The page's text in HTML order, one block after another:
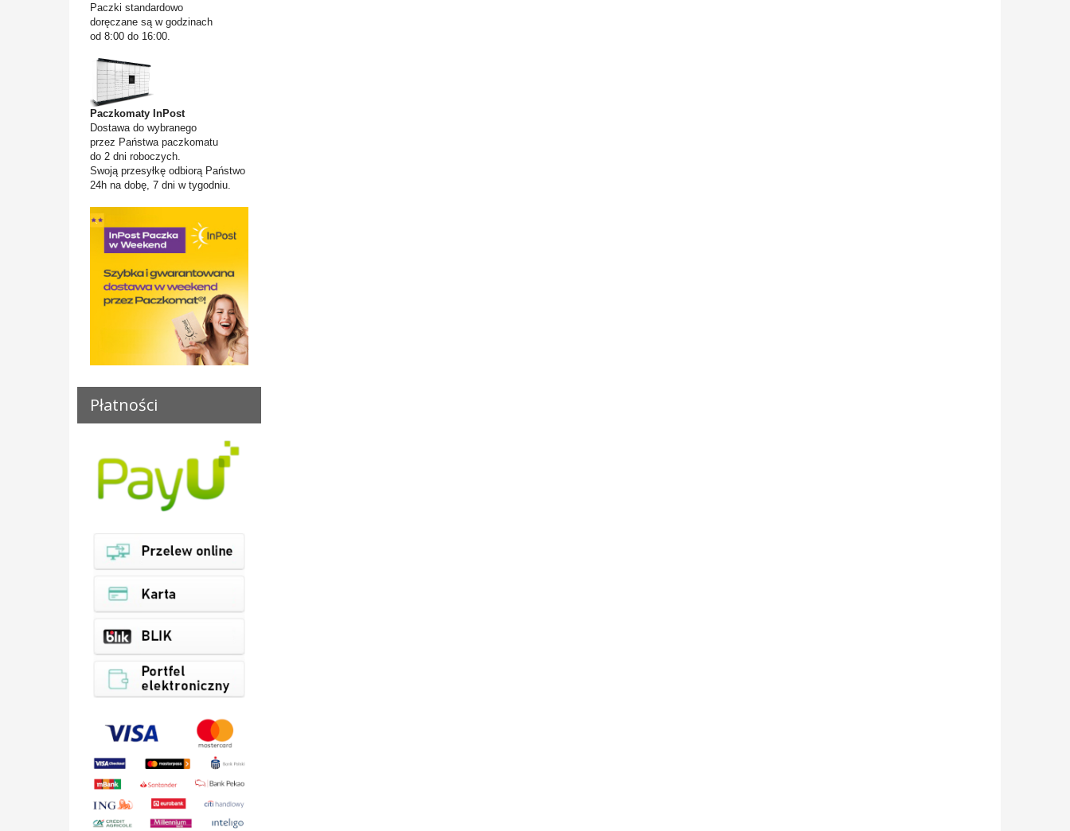
Paczki standardowo
doręczane są w godzinach
od 8:00 do 16:00.
Paczkomaty InPost
Dostawa do wybranego
przez Państwa paczkomatu
do 2 dni roboczych.
Swoją przesyłkę odbiorą Państwo
24h na dobę, 7 dni w tygodniu.
Płatności